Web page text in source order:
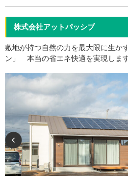
株式会社アットパッシブ
敷地が持つ自然の力を最大限に生か
ン」 本当の省エネ快適を実現します